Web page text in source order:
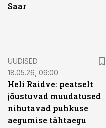
Saar
UUDISED
18.05.26, 09:00
Heli Raidve: peatselt
jõustuvad muudatused
nihutavad puhkuse
aegumise tähtaegu